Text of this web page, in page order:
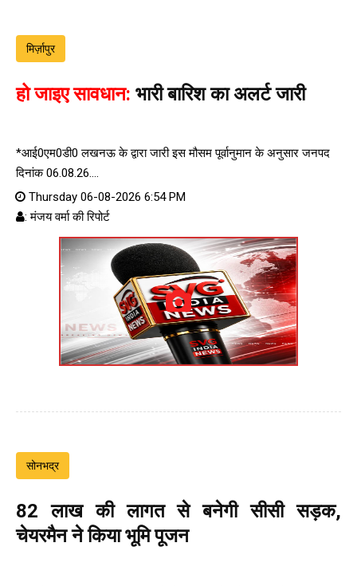
मिर्ज़ापुर
हो जाइए सावधान: भारी बारिश का अलर्ट जारी
*आई0एम0डी0 लखनऊ के द्वारा जारी इस मौसम पूर्वानुमान के अनुसार जनपद
दिनांक 06.08.26....
Thursday 06-08-2026 6:54 PM
: मंजय वर्मा की रिपोर्ट
सोनभद्र
82 लाख की लागत से बनेगी सीसी सड़क,
चेयरमैन ने किया भूमि पूजन